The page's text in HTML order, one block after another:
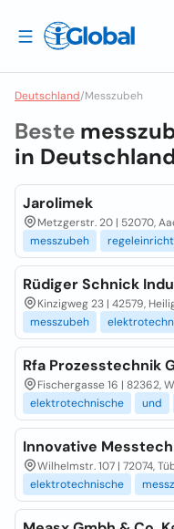
Deutschland/Messzubeh
Beste
in
Jarolimek
Metzgerstr. 20 | 52070,
messzubeh
Rüdiger Schnick
Kinzigweg 23 | 42579,
messzubeh
Rfa Prozesstechnik
Fischergasse 16 | 82362,
elektrotechnische
und
Innovative
Wilhelmstr. 107 | 72074,
elektrotechnische